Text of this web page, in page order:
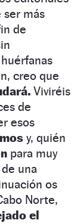
ser más
de
creo que
Viviréis
de
esos
y, quién
para muy
una
os
Norte,
el